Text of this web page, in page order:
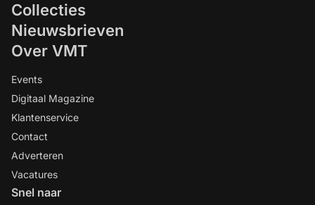
Collecties
Nieuwsbrieven
Over VMT
Events
Digitaal Magazine
Klantenservice
Contact
Adverteren
Vacatures
Snel naar